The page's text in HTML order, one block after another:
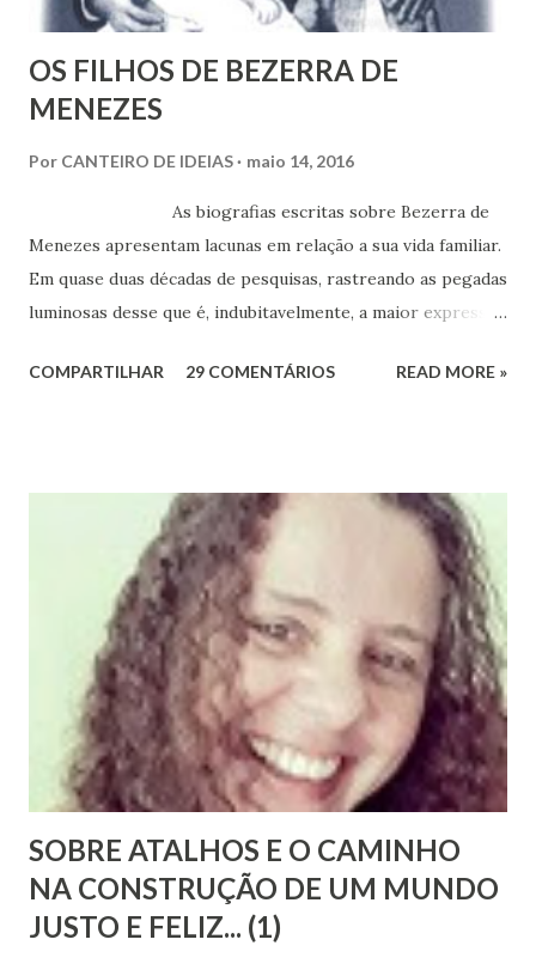
OS FILHOS DE BEZERRA DE
MENEZES
Por CANTEIRO DE IDEIAS maio 14, 2016
As biografias escritas sobre Bezerra de
Menezes apresentam lacunas em relação a sua vida familiar.
Em quase duas décadas de pesquisas, rastreando as pegadas
luminosas desse que é, indubitavelmente, a maior expressão
documentos que nos permitem esclarecer um pouco mais
Damas Martins e, particularmente, da querida amiga Lúcia
Bezerra, sobrinha-bisneta de Bezerra, residente em
Fortaleza, conseguimos montar a maior parte desse
intricado quebra-cabeças, cujas informações
compartilhamos neste mês em que relembramos os 180
anos de seu nascimento. Bezerra casou-se...
COMPARTILHAR 29 COMENTÁRIOS READ MORE »
SOBRE ATALHOS E O CAMINHO
NA CONSTRUÇÃO DE UM MUNDO
JUSTO E FELIZ... (1)